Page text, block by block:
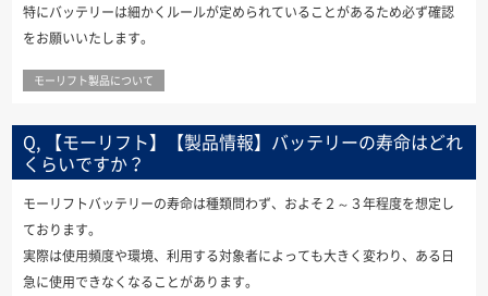
特にバッテリーは細かくルールが定められていることがあるため必ず確認
をお願いいたします。
モーリフト製品について
Q, 【モーリフト】【製品情報】バッテリーの寿命はどれ
くらいですか？
モーリフトバッテリーの寿命は種類問わず、およそ２～３年程度を想定し
ております。
実際は使用頻度や環境、利用する対象者によっても大きく変わり、ある日
急に使用できなくなることがあります。